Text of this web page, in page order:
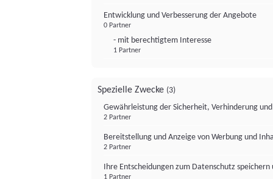
Entwicklung und Verbesserung der Angebote
0 Partner
- mit berechtigtem Interesse
1 Partner
Spezielle Zwecke (3)
Gewährleistung der Sicherheit, Verhinderung
2 Partner
Bereitstellung und Anzeige von Werbung und
2 Partner
Ihre Entscheidungen zum Datenschutz
1 Partner